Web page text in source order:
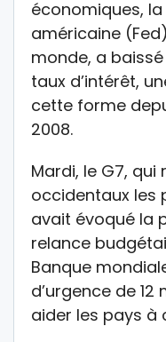
économiques,
américaine
monde, a
taux d’intérêt,
cette forme
2008.
Mardi, le G7,
occidentaux les
avait évoqué la
relance
Banque
d’urgence de
aider les pays à